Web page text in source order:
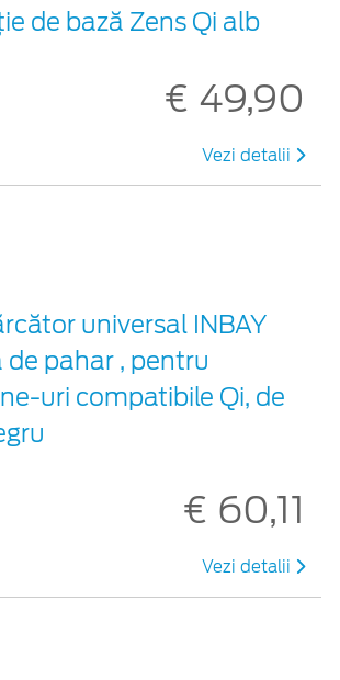
de bază Zens Qi alb
€ 49,90
Vezi detalii
universal INBAY
pahar , pentru
uri compatibile Qi, de
€ 60,11
Vezi detalii